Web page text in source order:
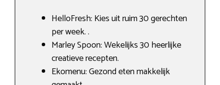
HelloFresh: Kies uit ruim 30 gerechten
per week. .
Marley Spoon: Wekelijks 30 heerlijke
creatieve recepten.
Ekomenu: Gezond eten makkelijk